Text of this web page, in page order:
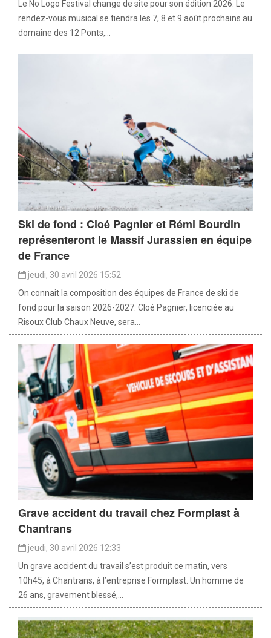
Le No Logo Festival change de site pour son édition 2026. Le
rendez-vous musical se tiendra les 7, 8 et 9 août prochains au
domaine des 12 Ponts,...
Ski de fond : Cloé Pagnier et Rémi Bourdin
représenteront le Massif Jurassien en équipe
de France
jeudi, 30 avril 2026 15:52
On connait la composition des équipes de France de ski de
fond pour la saison 2026-2027. Cloé Pagnier, licenciée au
Risoux Club Chaux Neuve, sera...
Grave accident du travail chez Formplast à
Chantrans
jeudi, 30 avril 2026 12:33
Un grave accident du travail s’est produit ce matin, vers
10h45, à Chantrans, à l’entreprise Formplast. Un homme de
26 ans, gravement blessé,...